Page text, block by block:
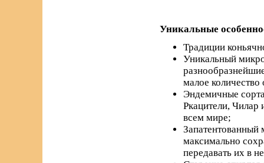
Уникальные
Традиции
Уникальный
малое количество
Эндемичные
Ркацители,
всем мире;
Запатентованный
максимально
передавать их в